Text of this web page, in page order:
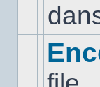
dans